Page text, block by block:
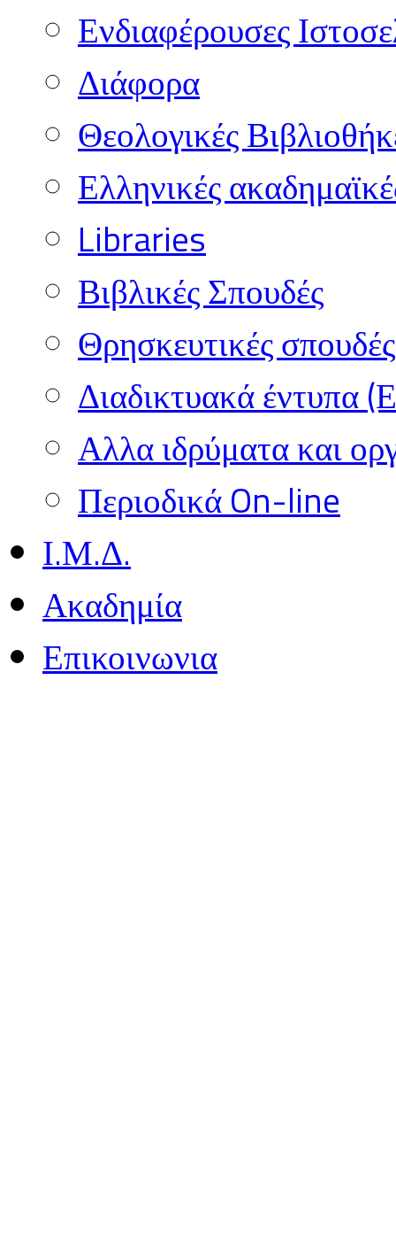
Ενδιαφέρουσες
Διάφορα
Θεολογικές
Ελληνικές
Libraries
Βιβλικές Σπουδές
Θρησκευτικές
Διαδικτυακά έντυπα
Αλλα ιδρύματα και
Περιοδικά On-line
Ι.Μ.Δ.
Ακαδημία
Επικοινωνια